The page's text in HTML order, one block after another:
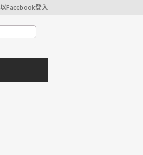
以Facebook登入